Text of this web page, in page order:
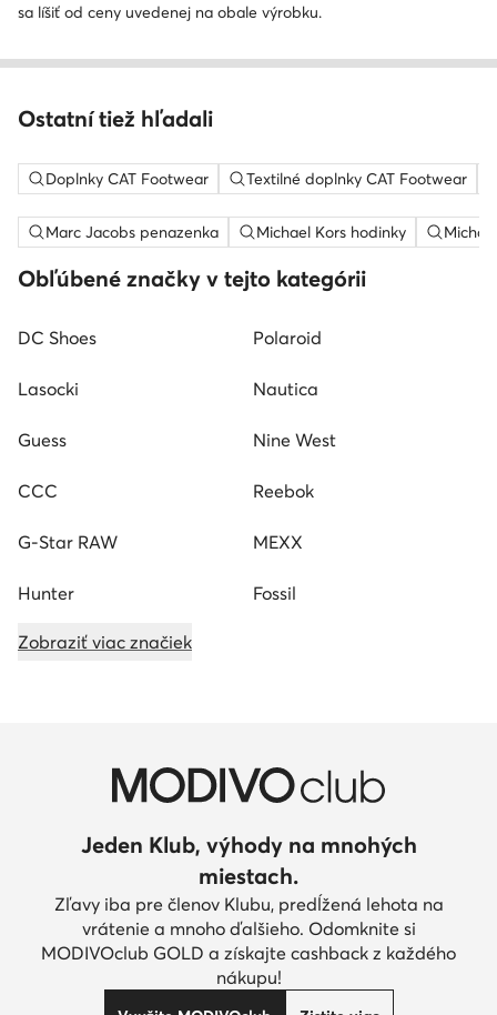
sa líšiť od ceny uvedenej na obale výrobku.
Ostatní tiež hľadali
Doplnky CAT Footwear Textilné doplnky CAT Footwear
Marc Jacobs penazenka Michael Kors hodinky
Obľúbené značky v tejto kategórii
DC Shoes Polaroid
Lasocki Nautica
Guess Nine West
CCC Reebok
G-Star RAW MEXX
Hunter Fossil
Zobraziť viac značiek
Jeden Klub, výhody na mnohých
miestach.
Zľavy iba pre členov Klubu, predĺžená lehota na
vrátenie a mnoho ďalšieho. Odomknite si
MODIVOclub GOLD a získajte cashback z každého
nákupu!